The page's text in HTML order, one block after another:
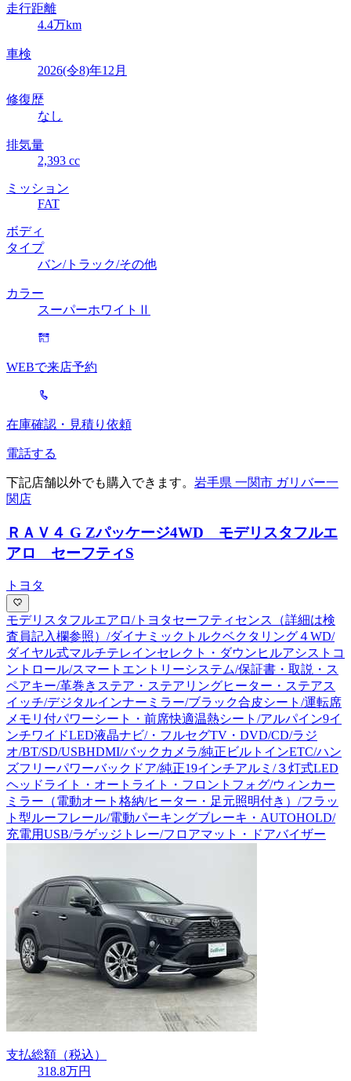
走行距離
4.4万km
車検
2026(令8)年12月
修復歴
なし
排気量
2,393 cc
ミッション
FAT
ボディ
タイプ
バン/トラック/その他
カラー
スーパーホワイトⅡ
WEBで来店予約
在庫確認・見積り依頼
電話する
下記店舗以外でも購入できます。 岩手県 一関市 ガリバー一
関店
ＲＡＶ４ G Zパッケージ4WD モデリスタフルエ
アロ セーフティS
トヨタ
モデリスタフルエアロ/トヨタセーフティセンス（詳細は検
査員記入欄参照）/ダイナミックトルクベクタリング４WD/
ダイヤル式マルチテレインセレクト・ダウンヒルアシストコ
ントロール/スマートエントリーシステム/保証書・取説・ス
ペアキー/革巻きステア・ステアリングヒーター・ステアス
イッチ/デジタルインナーミラー/ブラック合皮シート/運転席
メモリ付パワーシート・前席快適温熱シート/アルパイン9イ
ンチワイドLED液晶ナビ/・フルセグTV・DVD/CD/ラジ
オ/BT/SD/USBHDMI/バックカメラ/純正ビルトインETC/ハン
ズフリーパワーバックドア/純正19インチアルミ/３灯式LED
ヘッドライト・オートライト・フロントフォグ/ウィンカー
ミラー（電動オート格納/ヒーター・足元照明付き）/フラッ
ト型ルーフレール/電動パーキングブレーキ・AUTOHOLD/
充電用USB/ラゲッジトレー/フロアマット・ドアバイザー
支払総額 （税込）
318.8万円